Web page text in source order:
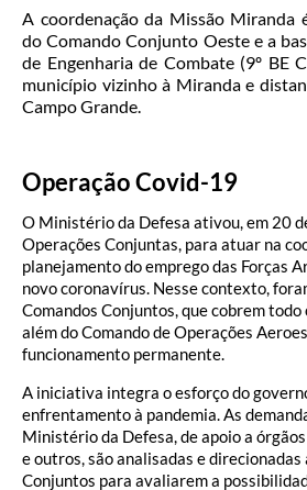
A coordenação da Missão Miranda
do Comando Conjunto Oeste e a
de Engenharia de Combate (9º BE
município vizinho à Miranda e
Campo Grande.
Operação Covid-19
O Ministério da Defesa ativou, em 20
Operações Conjuntas, para atuar na
planejamento do emprego das Forças
novo coronavírus. Nesse contexto,
Comandos Conjuntos, que cobrem
além do Comando de Operações
funcionamento permanente.
A iniciativa integra o esforço do
enfrentamento à pandemia. As
Ministério da Defesa, de apoio a
e outros, são analisadas e direcionadas
Conjuntos para avaliarem a